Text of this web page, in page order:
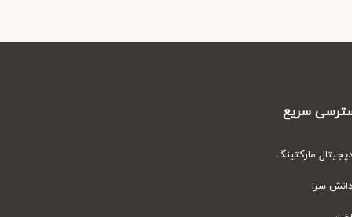
سریع
مارکتینگ
سرا